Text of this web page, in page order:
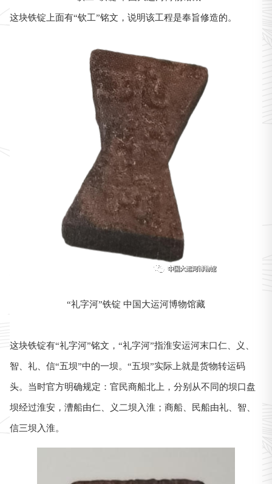
这块铁锭上面有“钦工”铭文，说明该工程是奉旨修造的。
“礼字河”铁锭 中国大运河博物馆藏
这块铁锭有“礼字河”铭文，“礼字河”指淮安运河末口仁、义、
智、礼、信“五坝”中的一坝。“五坝”实际上就是货物转运码
头。当时官方明确规定：官民商船北上，分别从不同的坝口盘
坝经过淮安，漕船由仁、义二坝入淮；商船、民船由礼、智、
信三坝入淮。